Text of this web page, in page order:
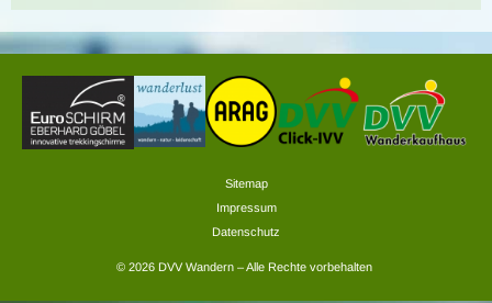
Sitemap
Impressum
Datenschutz
© 2026 DVV Wandern – Alle Rechte vorbehalten